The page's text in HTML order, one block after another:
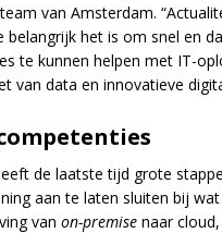
van Amsterdam.
belangrijk het is om snel en
te kunnen helpen met IT-
van data en innovatieve
de laatste tijd grote
aan te laten sluiten bij
vanon-premise naar